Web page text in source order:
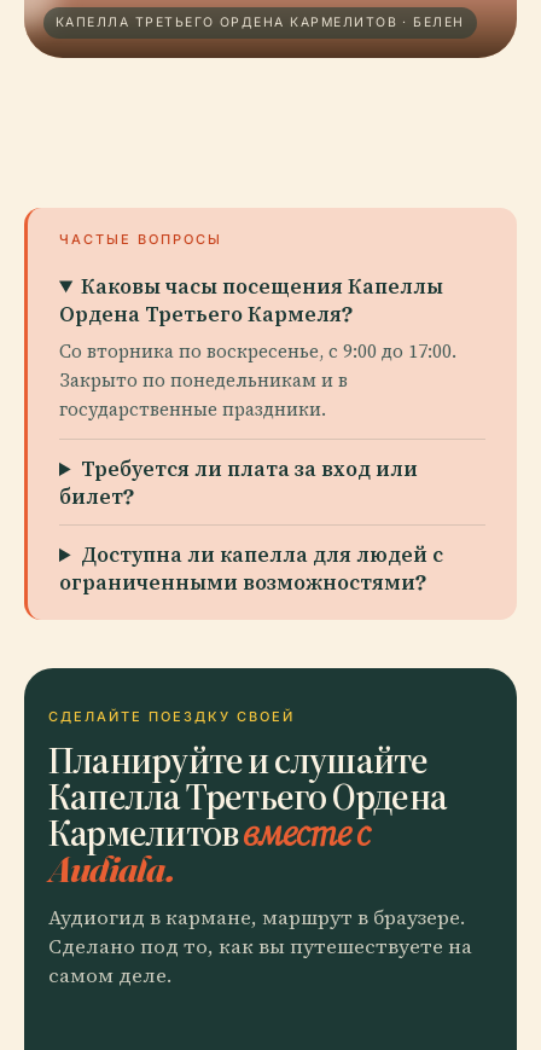
КАПЕЛЛА ТРЕТЬЕГО ОРДЕНА КАРМЕЛИТОВ · БЕЛЕН
ЧАСТЫЕ ВОПРОСЫ
Каковы часы посещения Капеллы
Ордена Третьего Кармеля?
Со вторника по воскресенье, с 9:00 до 17:00.
Закрыто по понедельникам и в
государственные праздники.
Требуется ли плата за вход или
билет?
Доступна ли капелла для людей с
ограниченными возможностями?
СДЕЛАЙТЕ ПОЕЗДКУ СВОЕЙ
Планируйте и слушайте
Капелла Третьего Ордена
Кармелитоввместе с
Audiala.
Аудиогид в кармане, маршрут в браузере.
Сделано под то, как вы путешествуете на
самом деле.